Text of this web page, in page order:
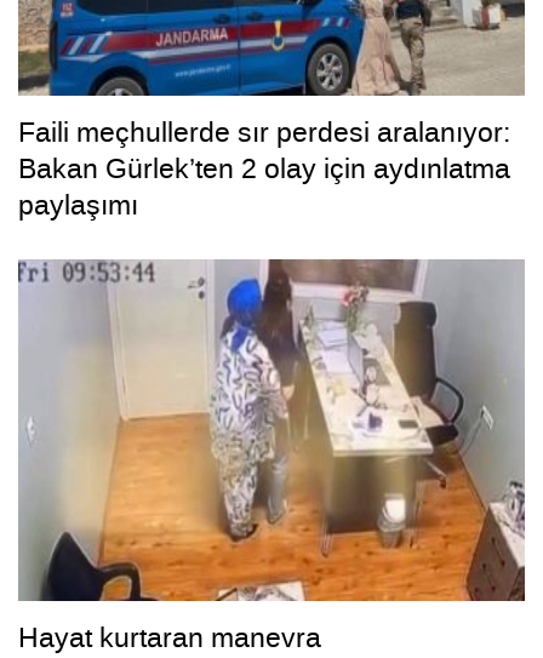
Faili meçhullerde sır perdesi aralanıyor:
Bakan Gürlek’ten 2 olay için aydınlatma
paylaşımı
Hayat kurtaran manevra